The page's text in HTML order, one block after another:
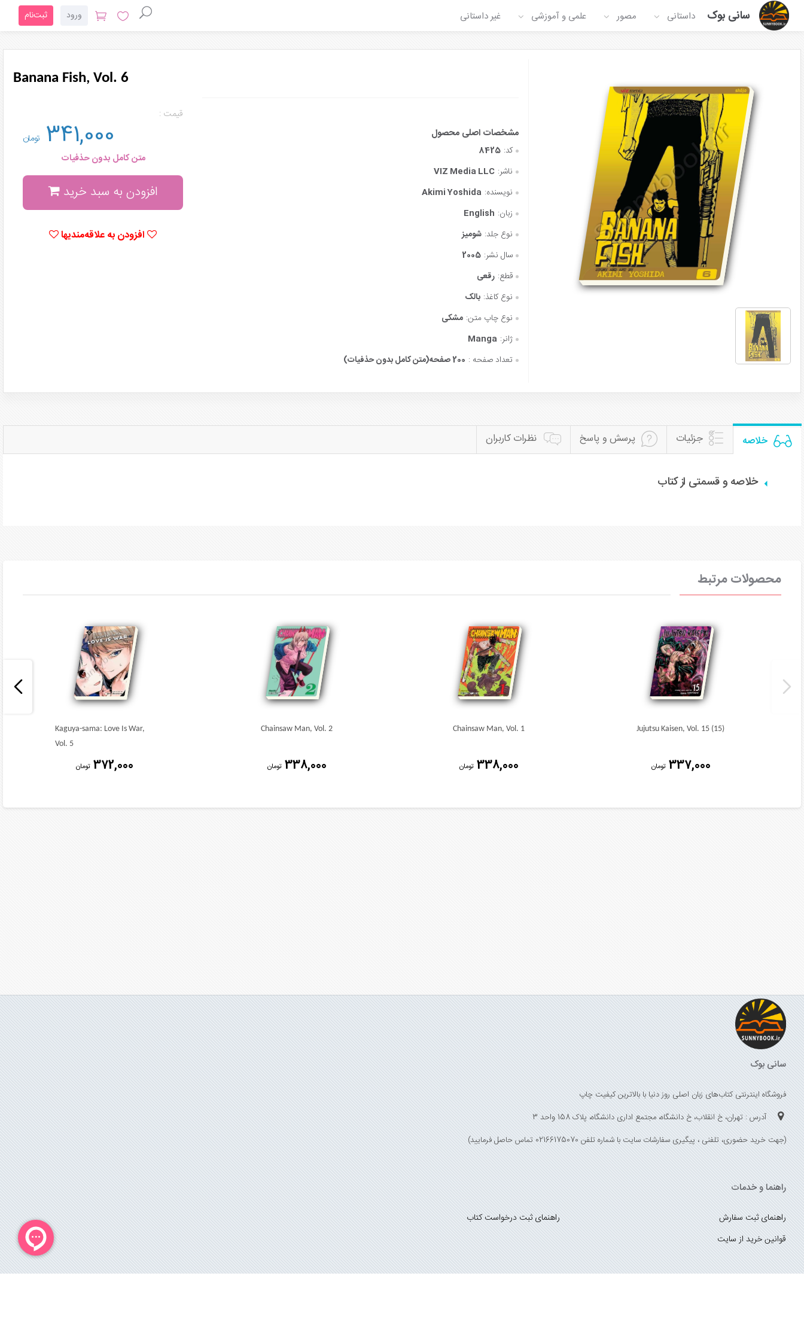
سانی بوک داستانی مصور علمی و آموزشی غیر داستانی ورود ثبت‌نام
Banana Fish, Vol. 6
کد: 8425
ناشر: VIZ Media LLC
نویسنده: Akimi Yoshida
زبان: English
نوع جلد: شومیز
سال نشر: 2005
قطع: رقعی
نوع کاغذ: بالک
نوع چاپ متن: مشکی
ژانر: Manga
تعداد صفحه : 200 صفحه(متن کامل بدون حذفیات)
قیمت :
341,000 تومان
متن کامل بدون حذفیات
افزودن به سبد خرید
افزودن به علاقه‌مندیها
خلاصه جزئیات پرسش و پاسخ نظرات کاربران
خلاصه و قسمتی از کتاب
محصولات مرتبط
Jujutsu Kaisen, Vol. 15 (15)
337,000 تومان
Chainsaw Man, Vol. 1
338,000 تومان
Chainsaw Man, Vol. 2
338,000 تومان
Kaguya-sama: Love Is War,
Vol. 5
372,000 تومان
سانی بوک
فروشگاه اینترنتی کتاب‌های زبان اصلی روز دنیا با بالاترین کیفیت چاپ
آدرس : تهران، خ انقلاب، خ دانشگاه، مجتمع اداری دانشگاه، پلاک 158 واحد 3
(جهت خرید حضوری، تلفنی ، پیگیری سفارشات سایت با شماره تلفن 02166175070 تماس حاصل فرمایید)
راهنما و خدمات
راهنمای ثبت سفارش
راهنمای ثبت درخواست کتاب
قوانین خرید از سایت
_